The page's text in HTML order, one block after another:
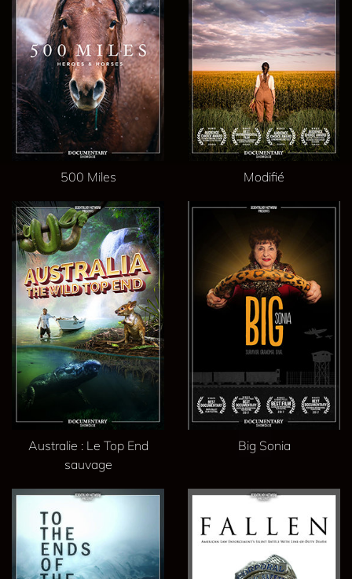
500 Miles Modifié
Australie : Le Top End
sauvage
Big Sonia